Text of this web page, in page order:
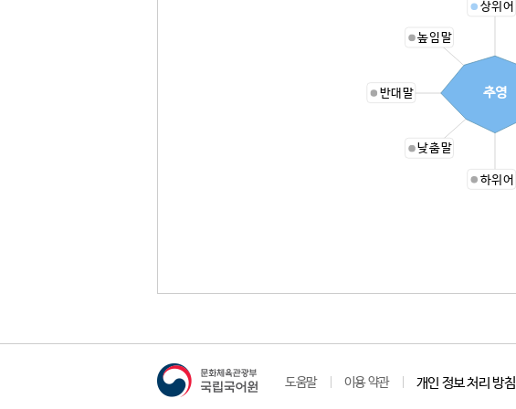
상위어
하위어
낮춤말
반대말
높임말
추영
도움말 이용 약관 개인 정보 처리 방침